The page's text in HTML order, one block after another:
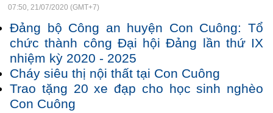
07:50, 21/07/2020 (GMT+7)
Đảng bộ Công an huyện Con Cuông: Tổ
chức thành công Đại hội Đảng lần thứ IX
nhiệm kỳ 2020 - 2025
Cháy siêu thị nội thất tại Con Cuông
Trao tặng 20 xe đạp cho học sinh nghèo
Con Cuông